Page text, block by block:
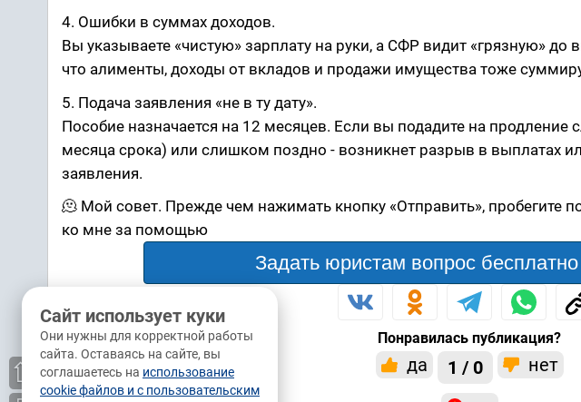
4. Ошибки в суммах доходов.
Вы указываете «чистую» зарплату на руки, а СФР видит «грязную»
что алименты, доходы от вкладов и продажи имущества тоже
5. Подача заявления «не в ту дату».
Пособие назначается на 12 месяцев. Если вы подадите на
месяца срока) или слишком поздно - возникнет разрыв в выплатах
заявления.
🫠 Мой совет. Прежде чем нажимать кнопку «Отправить», пробегите
ко мне за помощью
Задать юристам вопрос
Понравилась публикация?
да 1 / 0 нет
⇧
Сайт использует куки
Они нужны для корректной работы
сайта. Оставаясь на сайте, вы
соглашаетесь на использование
cookie файлов и с пользовательским